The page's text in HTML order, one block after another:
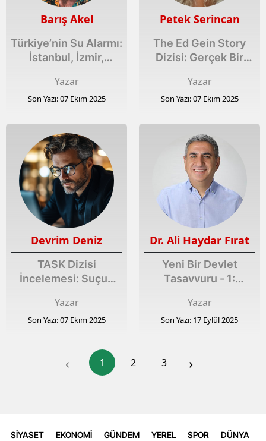
Barış Akel
Türkiye’nin Su Alarmı:
İstanbul, İzmir,
Ankara ve Bursa’da
Su Krizi Derinleşiyor
Yazar
Son Yazı: 07 Ekim 2025
Petek Serincan
The Ed Gein Story
Dizisi: Gerçek Bir
Kabusun Ekrana
Taşınışı
Yazar
Son Yazı: 07 Ekim 2025
Devrim Deniz
TASK Dizisi
İncelemesi: Suçun
Gölgesinde Bir
Vicdan Hikayesi
Yazar
Son Yazı: 07 Ekim 2025
Dr. Ali Haydar Fırat
Yeni Bir Devlet
Tasavvuru - 1:
Özeleştiri
Yazar
Son Yazı: 17 Eylül 2025
‹ 1 2 3 ›
SİYASET EKONOMİ GÜNDEM YEREL SPOR DÜNYA